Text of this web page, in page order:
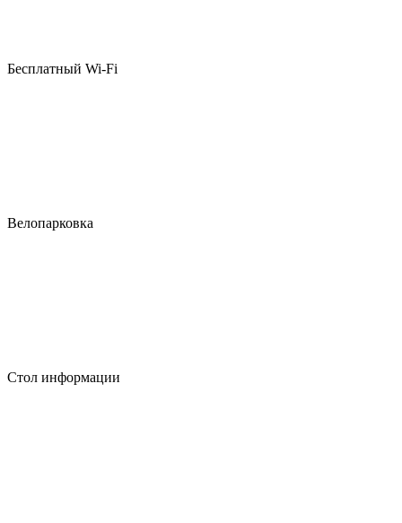
Бесплатный Wi-Fi
Велопарковка
Стол информации